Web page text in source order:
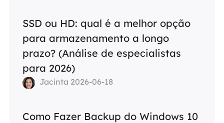
SSD ou HD: qual é a melhor opção
para armazenamento a longo
prazo? (Análise de especialistas
para 2026)
Jacinta 2026-06-18
Como Fazer Backup do Windows 10